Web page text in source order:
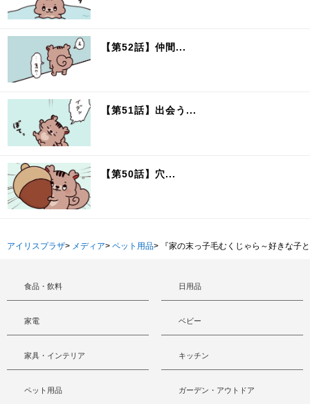
【第52話】仲間...
【第51話】出会う...
【第50話】穴...
アイリスプラザ> メディア> ペット用品> 『家の末っ子毛むくじゃら～好きな子
食品・飲料 日用品
家電 ベビー
家具・インテリア キッチン
ペット用品 ガーデン・アウトドア